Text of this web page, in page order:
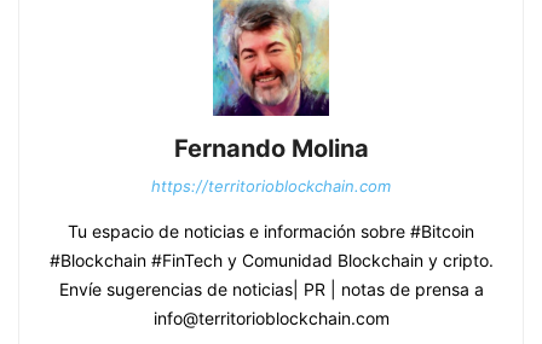
Fernando Molina
https://territorioblockchain.com
Tu espacio de noticias e información sobre #Bitcoin
#Blockchain #FinTech y Comunidad Blockchain y cripto.
Envíe sugerencias de noticias| PR | notas de prensa a
info@territorioblockchain.com